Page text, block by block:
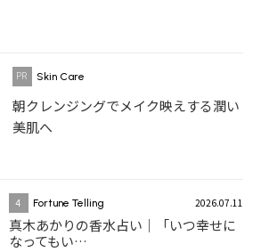
Skin Care
朝クレンジングでメイク映えする潤い
美肌へ
4 Fortune Telling 2026.07.11
真木あかりの香水占い｜「いつ幸せに
なってもい…